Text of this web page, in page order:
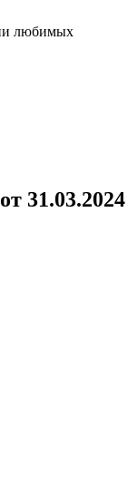
любимых
31.03.2024